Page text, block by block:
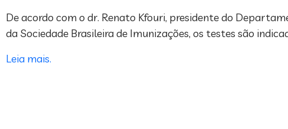
De acordo com o dr. Renato Kfouri, presidente do
da Sociedade Brasileira de Imunizações, os testes são
Leia mais.